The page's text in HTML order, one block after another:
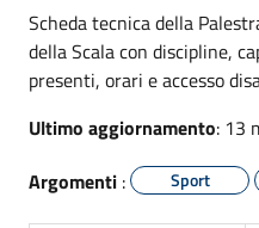
Scheda tecnica della
della Scala con discipline,
presenti, orari e accesso
Ultimo aggiornamento: 13
Argomenti : Sport